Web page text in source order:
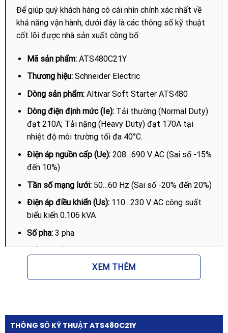
Để giúp quý khách hàng có cái nhìn chính xác nhất về
khả năng vận hành, dưới đây là các thông số kỹ thuật
cốt lõi được nhà sản xuất công bố:
Mã sản phẩm:ATS480C21Y
Thương hiệu:Schneider Electric
Dòng sản phẩm:Altivar Soft Starter ATS480
Dòng điện định mức (Ie):Tải thường (Normal Duty)
đạt 210A; Tải nặng (Heavy Duty) đạt 170A tại
nhiệt độ môi trường tối đa 40°C.
Điện áp nguồn cấp (Ue):208…690 V AC (Sai số -15%
đến 10%)
Tần số mạng lưới:50…60 Hz (Sai số -20% đến 20%)
Điện áp điều khiển (Us):110…230 V AC công suất
biểu kiến 0.106 kVA
Số pha:3 pha
Chiều rộng 320mm x Chiều sâu
277mm x Chiều cao 380mm
Tính năng nổi bật của Khởi động mềm
XEM THÊM
THÔNG SỐ KỸ THUẬT ATS480C21Y